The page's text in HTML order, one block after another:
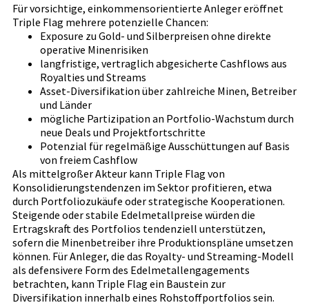
Für vorsichtige, einkommensorientierte Anleger eröffnet
Triple Flag mehrere potenzielle Chancen:
Exposure zu Gold- und Silberpreisen ohne direkte
operative Minenrisiken
langfristige, vertraglich abgesicherte Cashflows aus
Royalties und Streams
Asset-Diversifikation über zahlreiche Minen, Betreiber
und Länder
mögliche Partizipation an Portfolio-Wachstum durch
neue Deals und Projektfortschritte
Potenzial für regelmäßige Ausschüttungen auf Basis
von freiem Cashflow
Als mittelgroßer Akteur kann Triple Flag von
Konsolidierungstendenzen im Sektor profitieren, etwa
durch Portfoliozukäufe oder strategische Kooperationen.
Steigende oder stabile Edelmetallpreise würden die
Ertragskraft des Portfolios tendenziell unterstützen,
sofern die Minenbetreiber ihre Produktionspläne umsetzen
können. Für Anleger, die das Royalty- und Streaming-Modell
als defensivere Form des Edelmetallengagements
betrachten, kann Triple Flag ein Baustein zur
Diversifikation innerhalb eines Rohstoffportfolios sein.